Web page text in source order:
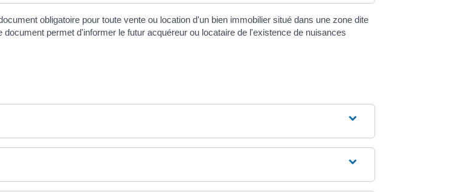
obligatoire pour toute vente ou location d'un bien immobilier situé dans une zone dite
permet d'informer le futur acquéreur ou locataire de l'existence de nuisances